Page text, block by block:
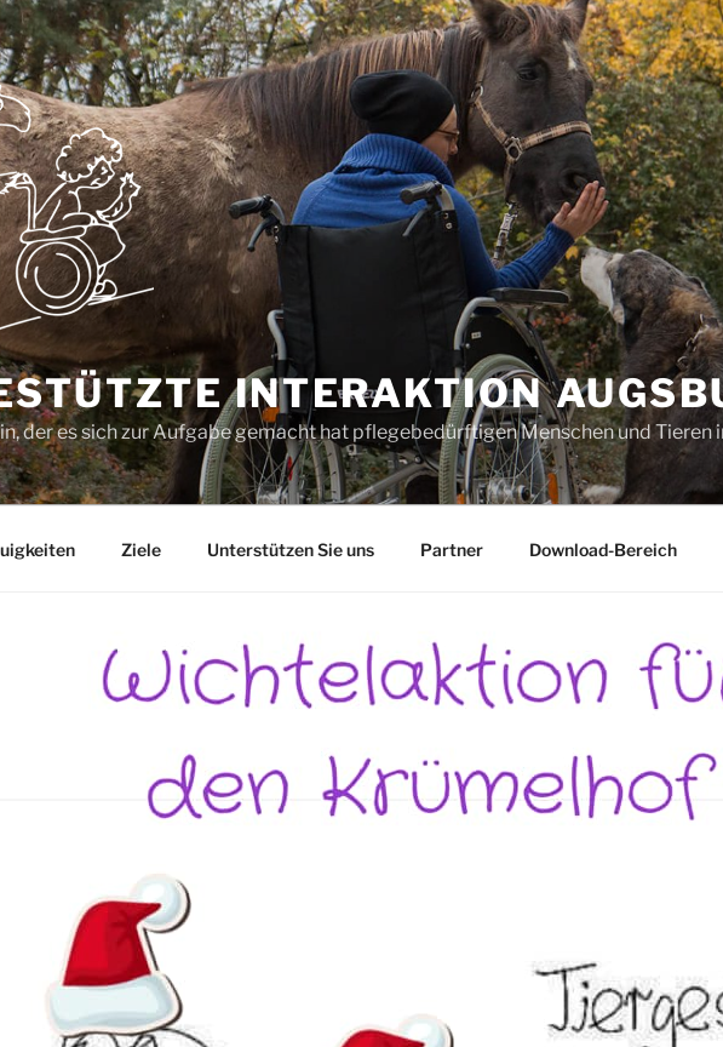
INTERAKTION
der es sich zur Aufgabe gemacht hat pflegebedürftigen Menschen und Tieren
Ziele Unterstützen Sie uns Partner Download-Bereich